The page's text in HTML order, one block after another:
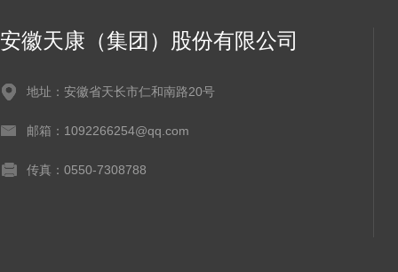
安徽天康（集团）股份有限公司
地址：安徽省天长市仁和南路20号
邮箱：1092266254@qq.com
传真：0550-7308788